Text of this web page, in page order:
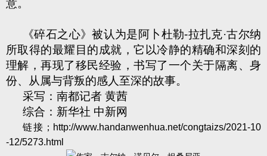
意。
《碎石之心》被认为是阿卜杜勒-拉扎克·古尔纳
所取得的最耀目的成就，它以冷静的精确和深刻的
理解，再现了移民经验，书写了一个关于隔离、身
份、从属与背叛的感人至深的故事。
采写：南都记者 黄茜
综合：新华社 中新网
链接； http://www.handanwenhua.net/congtaizs/2021-10
-12/5273.html